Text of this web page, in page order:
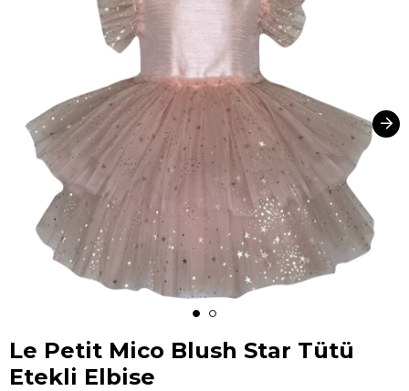
Le Petit Mico Blush Star Tütü
Etekli Elbise